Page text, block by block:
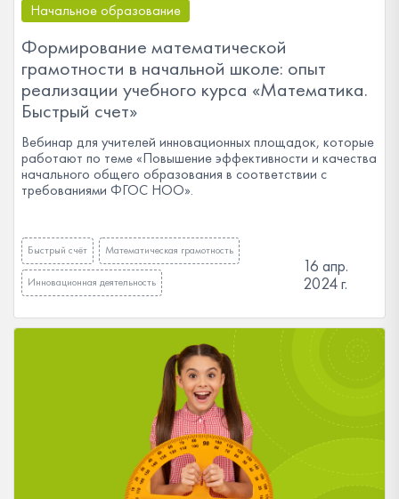
Начальное образование
Формирование математической
грамотности в начальной школе: опыт
реализации учебного курса «Математика.
Быстрый счет»
Вебинар для учителей инновационных площадок, которые
работают по теме «Повышение эффективности и качества
начального общего образования в соответствии с
требованиями ФГОС НОО».
Быстрый счёт Математическая грамотность
Инновационная деятельность
16 апр.
2024 г.